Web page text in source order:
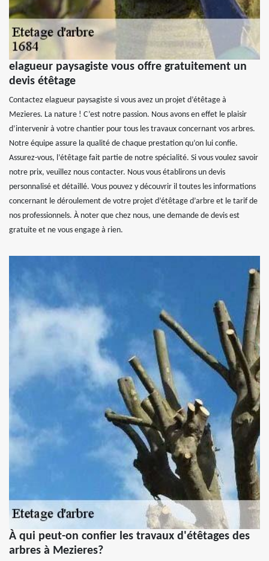
elagueur paysagiste vous offre gratuitement un
devis étêtage
Contactez elagueur paysagiste si vous avez un projet d’étêtage à
Mezieres. La nature ! C’est notre passion. Nous avons en effet le plaisir
d’intervenir à votre chantier pour tous les travaux concernant vos arbres.
Notre équipe assure la qualité de chaque prestation qu’on lui confie.
Assurez-vous, l’étêtage fait partie de notre spécialité. Si vous voulez savoir
notre prix, veuillez nous contacter. Nous vous établirons un devis
personnalisé et détaillé. Vous pouvez y découvrir il toutes les informations
concernant le déroulement de votre projet d’étêtage d’arbre et le tarif de
nos professionnels. À noter que chez nous, une demande de devis est
gratuite et ne vous engage à rien.
À qui peut-on confier les travaux d'étêtages des
arbres à Mezieres?